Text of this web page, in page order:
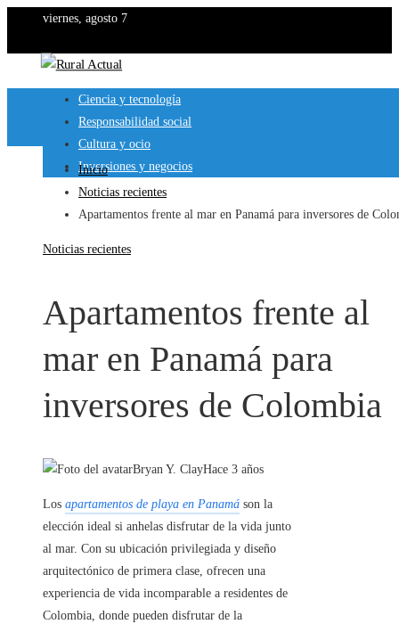
viernes, agosto 7
Ciencia y tecnología
Responsabilidad social
Cultura y ocio
Inversiones y negocios
Inicio
Noticias recientes
Apartamentos frente al mar en Panamá para inversores de
Noticias recientes
Apartamentos frente al
mar en Panamá para
inversores de Colombia
Bryan Y. ClayHace 3 años
Los apartamentos de playa en Panamá son la
elección ideal si anhelas disfrutar de la vida junto
al mar. Con su ubicación privilegiada y diseño
arquitectónico de primera clase, ofrecen una
experiencia de vida incomparable a residentes de
Colombia, donde pueden disfrutar de la